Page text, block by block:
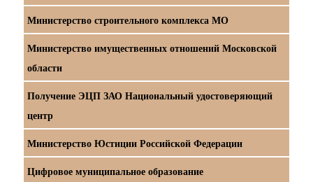
Министерство строительного комплекса МО
Министерство имущественных отношений Московской
области
Получение ЭЦП ЗАО Национальный удостоверяющий
центр
Министерство Юстиции Российской Федерации
Цифровое муниципальное образование